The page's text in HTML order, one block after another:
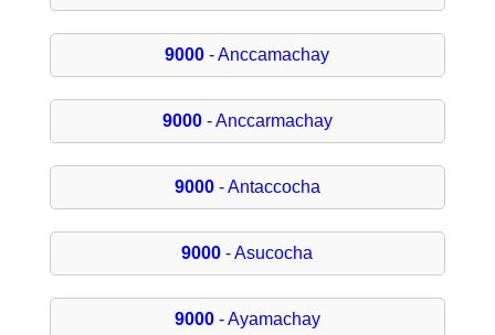
9000 - Anccamachay
9000- Anccarmachay
9000- Antaccocha
9000 - Asucocha
9000- Ayamachay